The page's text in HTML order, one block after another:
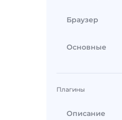
Браузер
Основные
Плагины
Описание